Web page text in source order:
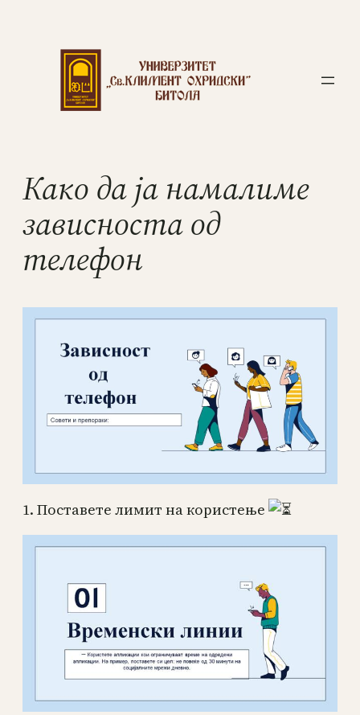
Како да ја намалиме
зависноста од
телефон
1. Поставете лимит на користење